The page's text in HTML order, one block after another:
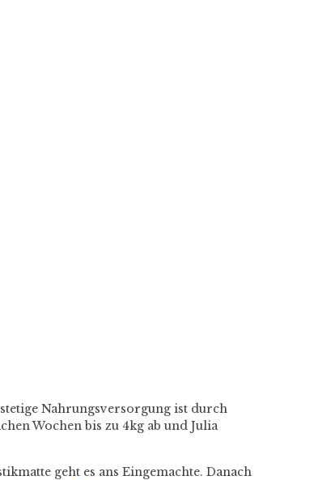
Nahrungsversorgung ist durch
Wochen bis zu 4kg ab und Julia
geht es ans Eingemachte. Danach